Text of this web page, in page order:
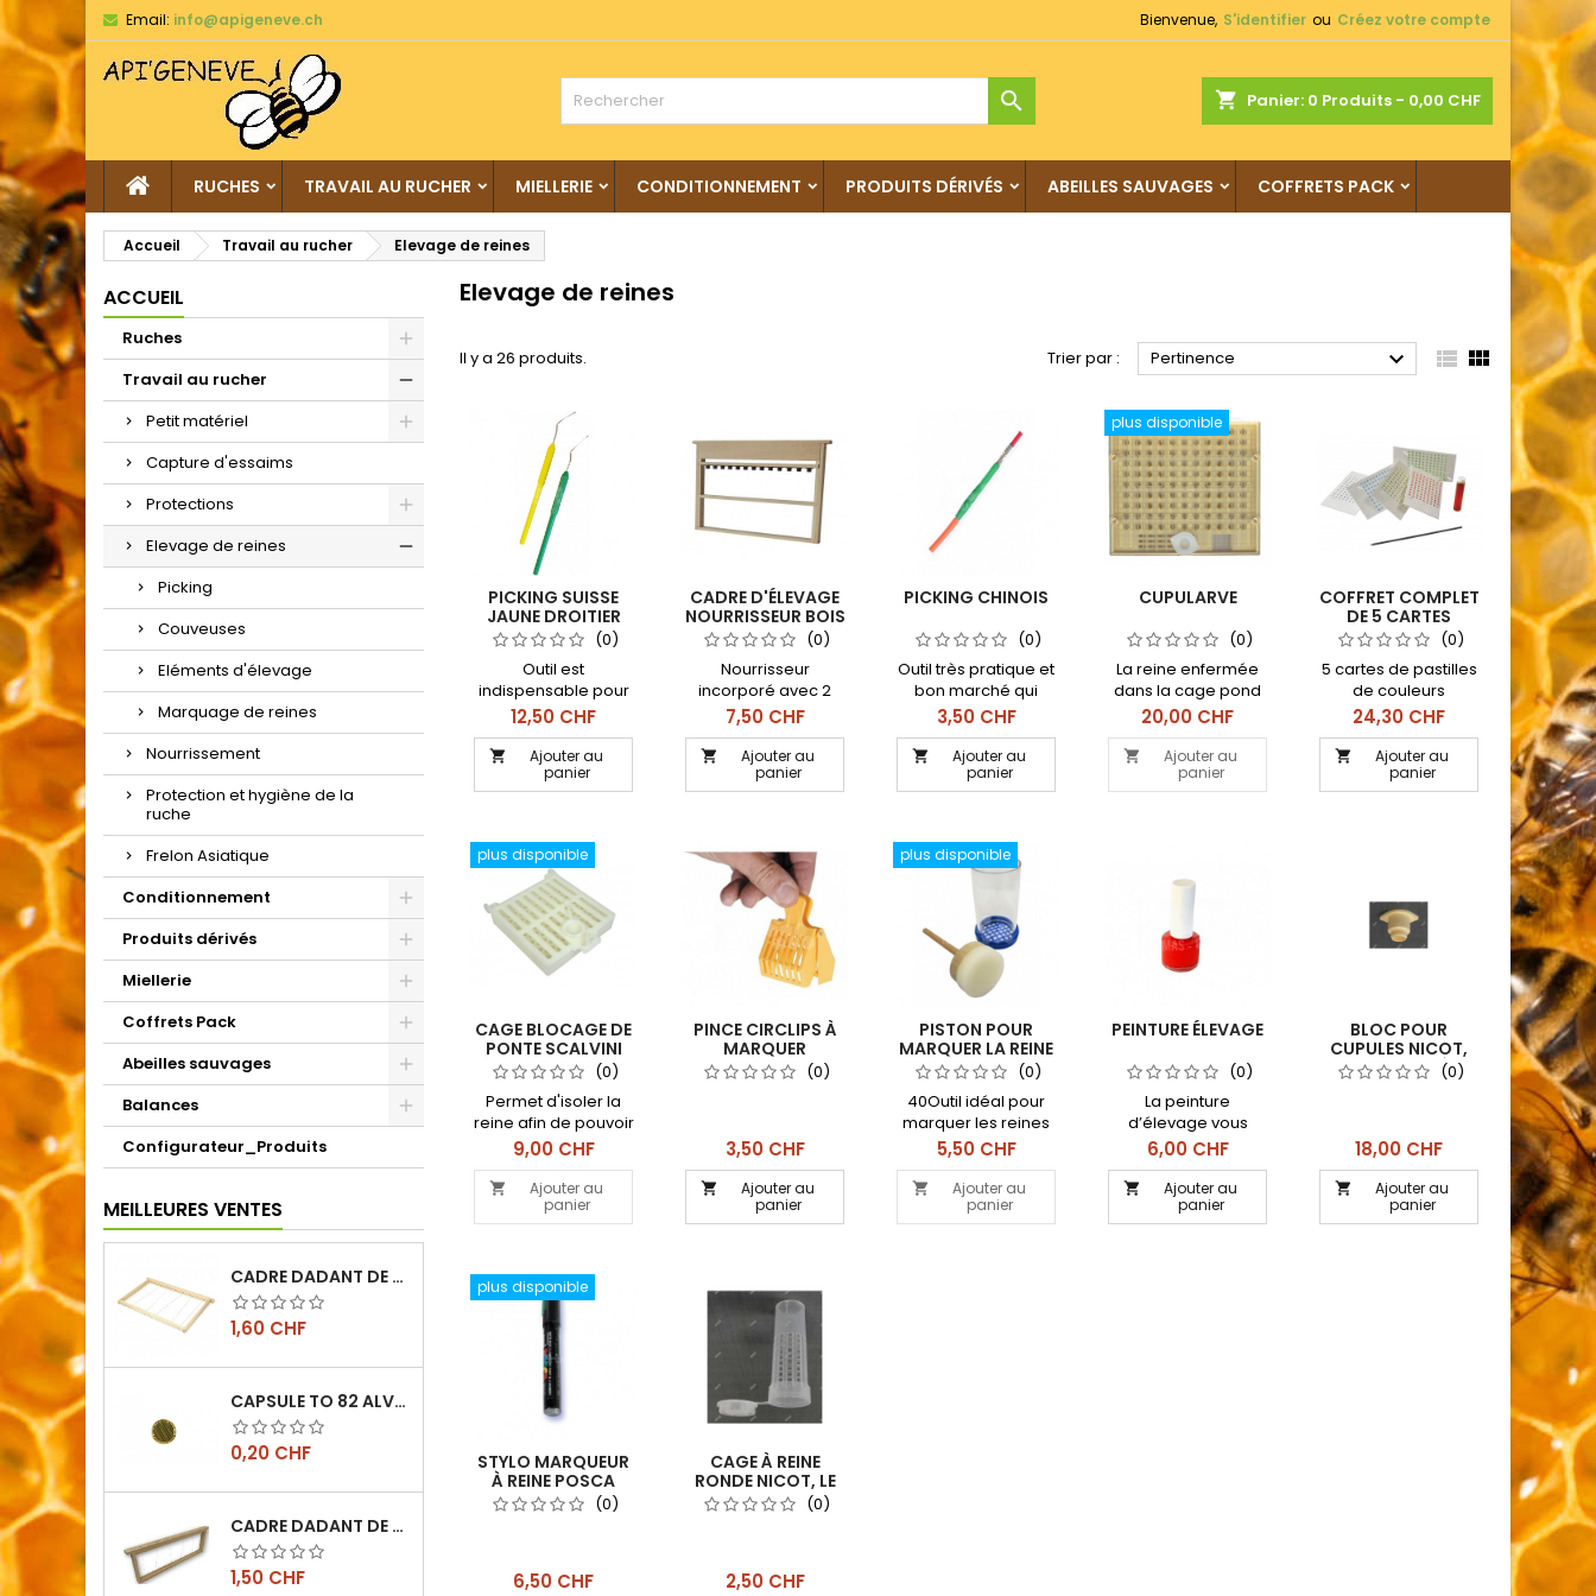
Email: info@apigeneve.ch Bienvenue, S'identifier ou Créez votre compte
shopping_cart Panier: 0 Produits - 0,00 CHF

RUCHES TRAVAIL AU RUCHER MIELLERIE CONDITIONNEMENT PRODUITS DÉRIVÉS ABEILLES SAUVAGES COFFRETS PACK
Accueil Travail au rucher Elevage de reines
ACCUEIL
Ruches
Travail au rucher
Petit matériel
Capture d'essaims
Protections
Elevage de reines
Picking
Couveuses
Eléments d'élevage
Marquage de reines
Nourrissement
Protection et hygiène de la
ruche
Frelon Asiatique
Conditionnement
Produits dérivés
Miellerie
Coffrets Pack
Abeilles sauvages
Balances
Configurateur_Produits
MEILLEURES VENTES
CADRE DADANT DE CORPS FILÉ VERTICAL
Prix
1,60 CHF
CAPSULE TO 82 ALVÉOLES
Prix
0,20 CHF
CADRE DADANT DE HAUSSE FILÉ VERTICAL
Prix
1,50 CHF
Elevage de reines
Il y a 26 produits. Trier par : Pertinence   
PICKING SUISSE
JAUNE DROITIER
(0)
Outil est
indispensable pour
effectuer de
l’élevage de reine
Prix
12,50 CHF

Ajouter au
panier
CADRE D'ÉLEVAGE
NOURRISSEUR BOIS
DOUBLE BARETTES
(0)
Nourrisseur
incorporé avec 2
baguettes amovibles
pouvant contenir 15
portes-cupules
Prix
7,50 CHF

Ajouter au
panier
PICKING CHINOIS
(0)
Outil très pratique et
bon marché qui
permet à l'apiculteur
de prélever et
transférer les jeunes
larves
Prix
3,50 CHF

Ajouter au
panier
plus disponible
CUPULARVE
(0)
La reine enfermée
dans la cage pond
directement dans les
cupules, évite le
picking
Prix
20,00 CHF

Ajouter au
panier
COFFRET COMPLET
DE 5 CARTES
COULEUR (0)
5 cartes de pastilles
de couleurs
différentes
numérotées de 1 à
100, un tube de colle
et un applicateur
Prix
24,30 CHF

Ajouter au
panier
plus disponible
CAGE BLOCAGE DE
PONTE SCALVINI
(0)
Permet d'isoler la
reine afin de pouvoir
faire un traitement à
l'acide oxalique.
Prix
9,00 CHF

Ajouter au
panier
PINCE CIRCLIPS À
MARQUER
(0)
Prix
3,50 CHF

Ajouter au
panier
plus disponible
PISTON POUR
MARQUER LA REINE
(0)
40Outil idéal pour
marquer les reines
Prix
5,50 CHF

Ajouter au
panier
PEINTURE ÉLEVAGE
(0)
La peinture
d’élevage vous
permet de marquer
précisément vos
reines en fonction de
l'année. Ainsi, vous
pourrez les repérer
Prix
6,00 CHF

Ajouter au
panier
BLOC POUR
CUPULES NICOT,
LOT DE 100 (CRÈME)
(0)
Prix
18,00 CHF

Ajouter au
panier
plus disponible
STYLO MARQUEUR
À REINE POSCA
(0)
Prix
6,50 CHF
CAGE À REINE
RONDE NICOT, LE
LOT DE 10 (0)
Prix
2,50 CHF